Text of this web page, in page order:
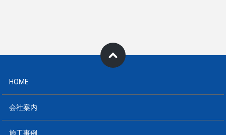
HOME
会社案内
施工事例